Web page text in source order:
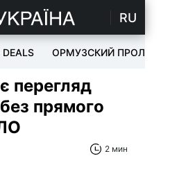
RU
DEALS ОРМУЗСКИЙ ПРОЛИВ
перегляд
прямого
2 мин